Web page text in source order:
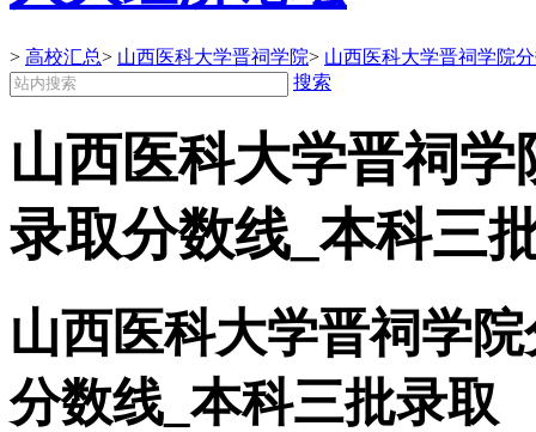
> 高校汇总> 山西医科大学晋祠学院> 山西医科大学晋祠学院
搜索
山西医科大学晋祠
录取分数线_本科三
山西医科大学晋祠学
分数线_本科三批录取